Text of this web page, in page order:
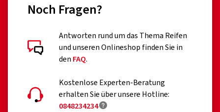
11.12.2024
Noch Fragen?
Antworten rund um das Thema Reifen
und unseren Onlineshop finden Sie in
den FAQ.
Kostenlose Experten-Beratung
erhalten Sie über unsere Hotline:
0848234234